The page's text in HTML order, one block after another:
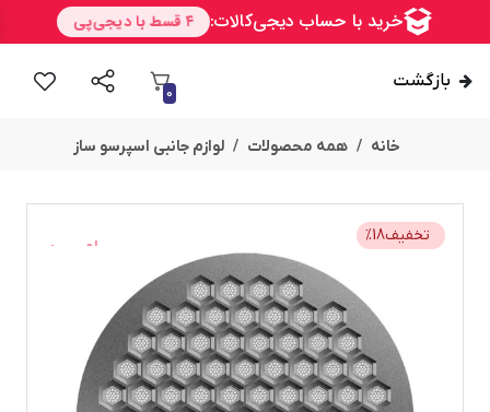
بازگشت
0
خانه همه محصولات لوازم جانبی اسپرسو ساز
امــــــــن تخفیف %18